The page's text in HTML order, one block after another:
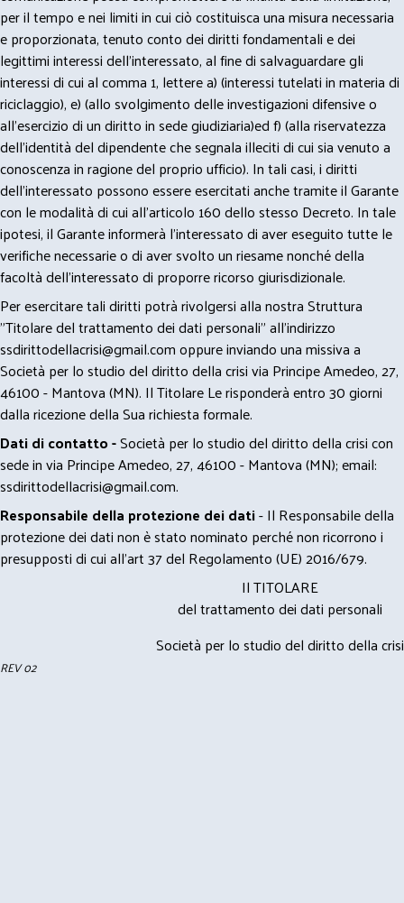
per il tempo e nei limiti in cui ciò costituisca una misura necessaria
e proporzionata, tenuto conto dei diritti fondamentali e dei
legittimi interessi dell’interessato, al fine di salvaguardare gli
interessi di cui al comma 1, lettere a) (interessi tutelati in materia di
riciclaggio), e) (allo svolgimento delle investigazioni difensive o
all’esercizio di un diritto in sede giudiziaria)ed f) (alla riservatezza
dell’identità del dipendente che segnala illeciti di cui sia venuto a
conoscenza in ragione del proprio ufficio). In tali casi, i diritti
dell’interessato possono essere esercitati anche tramite il Garante
con le modalità di cui all’articolo 160 dello stesso Decreto. In tale
ipotesi, il Garante informerà l’interessato di aver eseguito tutte le
verifiche necessarie o di aver svolto un riesame nonché della
facoltà dell’interessato di proporre ricorso giurisdizionale.
Per esercitare tali diritti potrà rivolgersi alla nostra Struttura
"Titolare del trattamento dei dati personali" all'indirizzo
ssdirittodellacrisi@gmail.comoppure inviando una missiva a
Società per lo studio del diritto della crisi via Principe Amedeo, 27,
46100 - Mantova (MN). Il Titolare Le risponderà entro 30 giorni
dalla ricezione della Sua richiesta formale.
Dati di contatto -Società per lo studio del diritto della crisi con
sede in via Principe Amedeo, 27, 46100 - Mantova (MN); email:
ssdirittodellacrisi@gmail.com.
Responsabile della protezione dei dati- Il Responsabile della
protezione dei dati non è stato nominato perché non ricorrono i
presupposti di cui all’art 37 del Regolamento (UE) 2016/679.
Il TITOLARE
del trattamento dei dati personali
Società per lo studio del diritto della crisi
REV 02